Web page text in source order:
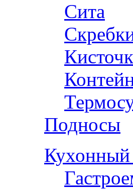
Сита
Подносы
Кухонный